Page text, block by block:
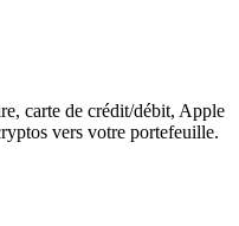
carte de crédit/débit, Apple
vers votre portefeuille.